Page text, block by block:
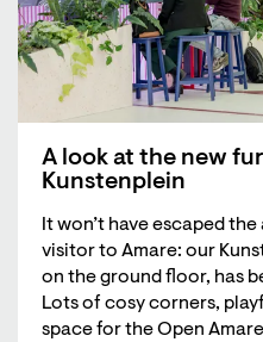
A look at the new
Kunstenplein
It won’t have escaped
visitor to Amare: our
on the ground floor, has
Lots of cosy corners,
space for the Open